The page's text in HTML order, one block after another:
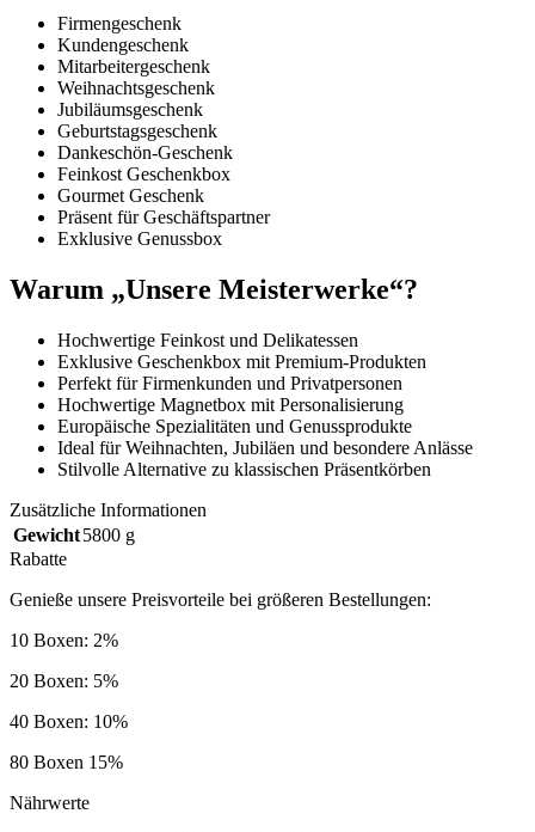
Firmengeschenk
Kundengeschenk
Mitarbeitergeschenk
Weihnachtsgeschenk
Jubiläumsgeschenk
Geburtstagsgeschenk
Dankeschön-Geschenk
Feinkost Geschenkbox
Gourmet Geschenk
Präsent für Geschäftspartner
Exklusive Genussbox
Warum „Unsere Meisterwerke“?
Hochwertige Feinkost und Delikatessen
Exklusive Geschenkbox mit Premium-Produkten
Perfekt für Firmenkunden und Privatpersonen
Hochwertige Magnetbox mit Personalisierung
Europäische Spezialitäten und Genussprodukte
Ideal für Weihnachten, Jubiläen und besondere Anlässe
Stilvolle Alternative zu klassischen Präsentkörben
Zusätzliche Informationen
Gewicht5800 g
Rabatte
Genieße unsere Preisvorteile bei größeren Bestellungen:
10 Boxen: 2%
20 Boxen: 5%
40 Boxen: 10%
80 Boxen 15%
Nährwerte